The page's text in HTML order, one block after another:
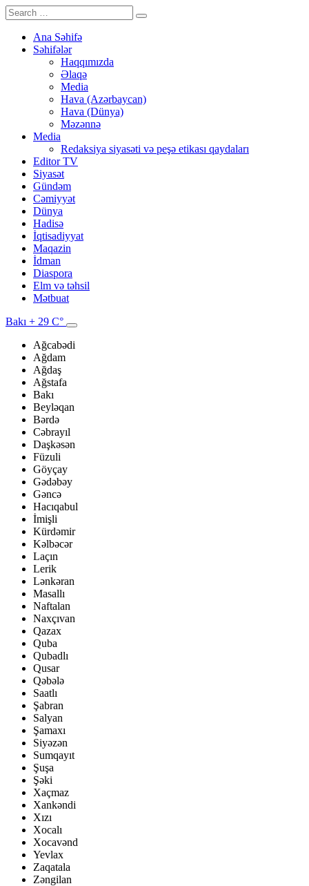
Ana Səhifə
Səhifələr
Haqqımızda
Əlaqə
Media
Hava (Azərbaycan)
Hava (Dünya)
Məzənnə
Media
Redaksiya siyasəti və peşə etikası qaydaları
Editor TV
Siyasət
Gündəm
Cəmiyyət
Dünya
Hadisə
İqtisadiyyat
Maqazin
İdman
Diaspora
Elm və təhsil
Mətbuat
Bakı + 29 C°
Ağcabədi
Ağdam
Ağdaş
Ağstafa
Bakı
Beyləqan
Bərdə
Cəbrayıl
Daşkəsən
Füzuli
Göyçay
Gədəbəy
Gəncə
Hacıqabul
İmişli
Kürdəmir
Kəlbəcər
Laçın
Lerik
Lənkəran
Masallı
Naftalan
Naxçıvan
Qazax
Quba
Qubadlı
Qusar
Qəbələ
Saatlı
Şabran
Salyan
Şamaxı
Siyəzən
Sumqayıt
Şuşa
Şəki
Xaçmaz
Xankəndi
Xızı
Xocalı
Xocavənd
Yevlax
Zaqatala
Zəngilan